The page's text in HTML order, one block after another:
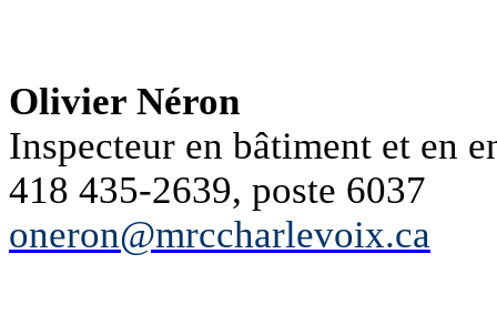
Olivier Néron
Inspecteur en bâtiment et en
418 435-2639, poste 6037
oneron@mrccharlevoix.ca